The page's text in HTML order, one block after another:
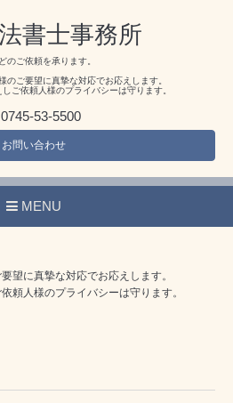
書士事務所
のご依頼を承ります。
のご要望に真摯な対応でお応えします。
ご依頼人様のプライバシーは守ります。
0745-53-5500
お問い合わせ
MENU
望に真摯な対応でお応えします。
頼人様のプライバシーは守ります。